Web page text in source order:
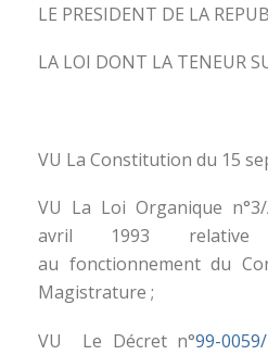
LE PRESIDENT DE LA
LA LOI DONT LA TENEUR
VU La Constitution du 15
VU La Loi Organique
avril 1993 relative
au fonctionnement du
Magistrature ;
VU Le Décret n°99-0059/